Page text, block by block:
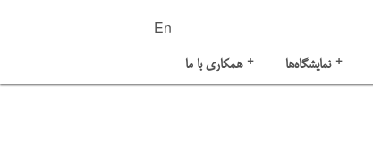
En
همکاری با ما + نمایشگاه‌ها +